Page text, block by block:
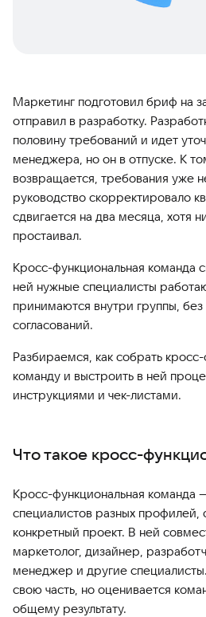
Маркетинг подготовил бриф на
отправил в разработку.
половину требований и идет
менеджера, но он в отпуске. К
возвращается, требования уже
руководство скорректировало
сдвигается на два месяца, хотя
простаивал.
Кросс-функциональная команда
ней нужные специалисты
принимаются внутри группы,
согласований.
Разбираемся, как собрать
команду и выстроить в ней
инструкциями и чек-листами.
Что такое кросс-
Кросс-функциональная команда
специалистов разных профилей,
конкретный проект. В ней
маркетолог, дизайнер,
менеджер и другие
свою часть, но оценивается
общему результату.